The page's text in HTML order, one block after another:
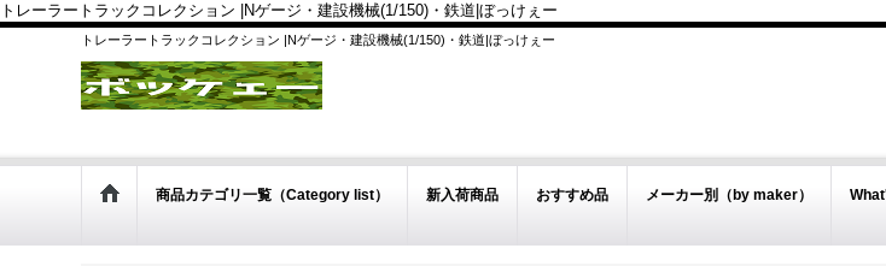
トレーラートラックコレクション |Nゲージ・建設機械(1/150)・鉄道|ぼっけぇー
トレーラートラックコレクション |Nゲージ・建設機械(1/150)・鉄道|ぼっけぇー
商品カテゴリ一覧（Category list） 新入荷商品 おすすめ品 メーカー別（by maker）